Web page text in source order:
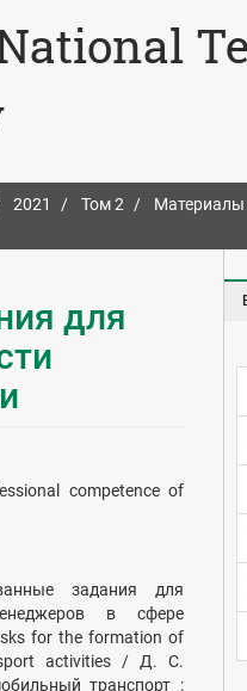
2021 Том 2
Материалы
для
competence of
задания для
в сфере
for the formation of
activities / Д. С.
транспорт :